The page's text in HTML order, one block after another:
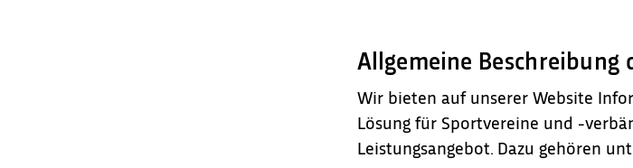
Allgemeine Beschreibung
Wir bieten auf unserer Website
Lösung für Sportvereine und -
Leistungsangebot. Dazu gehören